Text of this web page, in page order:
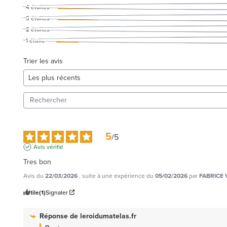
4étoiles
3 étoiles
2étoiles
1étoile
Trier les avis
5/5
Avis vérifié
Tres bon
Avis du 22/03/2026, suite à une expérience du 05/02/2026 parFABRICE
Utile(1)Signaler
Réponse deleroidumatelas.fr